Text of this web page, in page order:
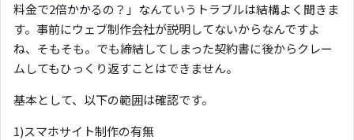
料金で2倍かかるの？」なんていうトラブルは結構よく聞きま
す。事前にウェブ制作会社が説明してないからなんですよ
ね、そもそも。でも締結してしまった契約書に後からクレー
ムしてもひっくり返すことはできません。
基本として、以下の範囲は確認です。
1)スマホサイト制作の有無